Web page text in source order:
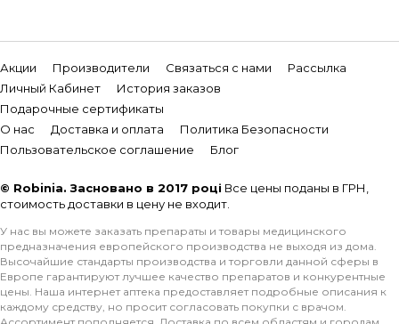
Акции Производители Связаться с нами
Рассылка
Личный Кабинет
История заказов
Подарочные сертификаты
О нас
Доставка и оплата
Политика Безопасности
Пользовательское соглашение
Блог
© Robinia. Засновано в 2017 році Все цены поданы в ГРН,
стоимость доставки в цену не входит.
У нас вы можете заказать препараты и товары медицинского
предназначения европейского производства не выходя из дома.
Высочайшие стандарты производства и торговли данной сферы в
Европе гарантируют лучшее качество препаратов и конкурентные
цены. Наша интернет аптека предоставляет подробные описания к
каждому средству, но просит согласовать покупки с врачом.